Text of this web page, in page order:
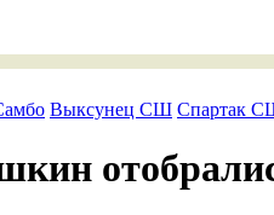
Выксунец СШ Спартак